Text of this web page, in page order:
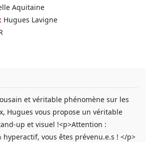
Aquitaine
Hugues Lavigne
et véritable phénomène sur les
Hugues vous propose un véritable
up et visuel !<p>Attention :
hyperactif, vous êtes prévenu.e.s ! </p>